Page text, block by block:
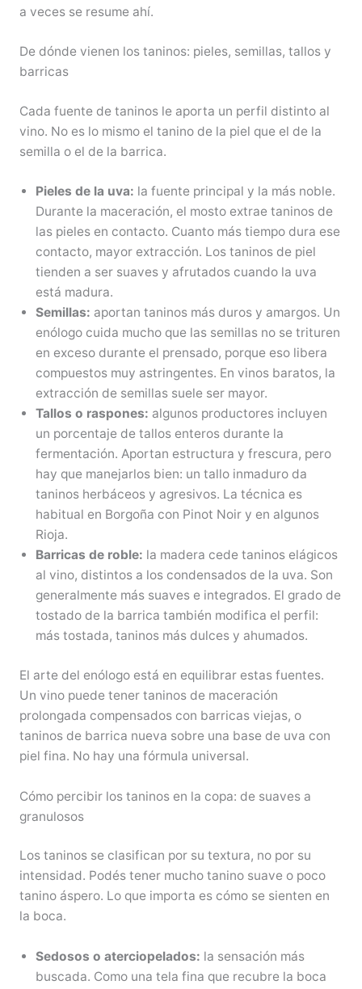
a veces se resume ahí.
De dónde vienen los taninos: pieles, semillas, tallos y
barricas
Cada fuente de taninos le aporta un perfil distinto al
vino. No es lo mismo el tanino de la piel que el de la
semilla o el de la barrica.
Pieles de la uva: la fuente principal y la más noble.
Durante la maceración, el mosto extrae taninos de
las pieles en contacto. Cuanto más tiempo dura ese
contacto, mayor extracción. Los taninos de piel
tienden a ser suaves y afrutados cuando la uva
está madura.
Semillas: aportan taninos más duros y amargos. Un
enólogo cuida mucho que las semillas no se trituren
en exceso durante el prensado, porque eso libera
compuestos muy astringentes. En vinos baratos, la
extracción de semillas suele ser mayor.
Tallos o raspones: algunos productores incluyen
un porcentaje de tallos enteros durante la
fermentación. Aportan estructura y frescura, pero
hay que manejarlos bien: un tallo inmaduro da
taninos herbáceos y agresivos. La técnica es
habitual en Borgoña con Pinot Noir y en algunos
Rioja.
Barricas de roble: la madera cede taninos elágicos
al vino, distintos a los condensados de la uva. Son
generalmente más suaves e integrados. El grado de
tostado de la barrica también modifica el perfil:
más tostada, taninos más dulces y ahumados.
El arte del enólogo está en equilibrar estas fuentes.
Un vino puede tener taninos de maceración
prolongada compensados con barricas viejas, o
taninos de barrica nueva sobre una base de uva con
piel fina. No hay una fórmula universal.
Cómo percibir los taninos en la copa: de suaves a
granulosos
Los taninos se clasifican por su textura, no por su
intensidad. Podés tener mucho tanino suave o poco
tanino áspero. Lo que importa es cómo se sienten en
la boca.
Sedosos o aterciopelados: la sensación más
buscada. Como una tela fina que recubre la boca